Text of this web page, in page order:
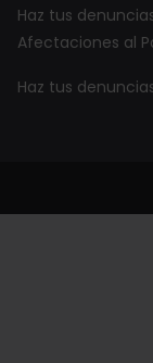
Haz tus
Afectaciones al
Haz tus